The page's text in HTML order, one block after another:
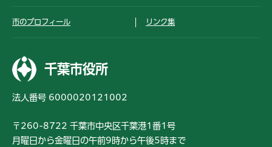
市のプロフィール リンク集
千葉市役所
法人番号 6000020121002
〒260-8722 千葉市中央区千葉港1番1号
月曜日から金曜日の午前9時から午後5時まで